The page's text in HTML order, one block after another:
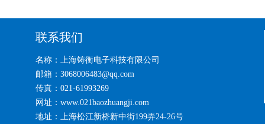
联系我们
名称：上海铸衡电子科技有限公司
邮箱：3068006483@qq.com
传真：021-61993269
网址：www.021baozhuangji.com
地址：上海松江新桥新中街199弄24-26号